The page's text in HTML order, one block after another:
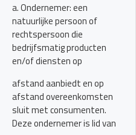
a. Ondernemer: een
natuurlijke persoon of
rechtspersoon die
bedrijfsmatig producten
en/of diensten op
afstand aanbiedt en op
afstand overeenkomsten
sluit met consumenten.
Deze ondernemer is lid van